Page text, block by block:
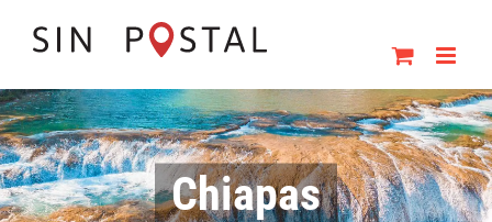
Chiapas